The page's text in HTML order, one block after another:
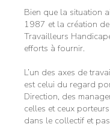
Bien que la situation
1987 et la création
Travailleurs
efforts à fournir.
L’un des axes de
est celui du regard
Direction, des
celles et ceux
dans le collectif et